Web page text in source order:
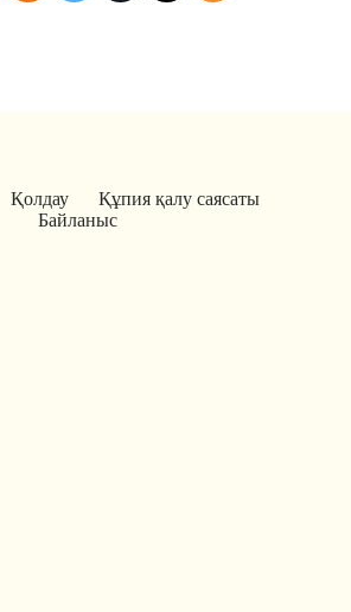
Қолдау
Құпия қалу саясаты
Байланыс